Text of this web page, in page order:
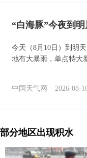
“白海豚”今夜到
今天（8月10日）到明
地有大暴雨，单点特大
中国天气网 2026-08-
分地区出现积水